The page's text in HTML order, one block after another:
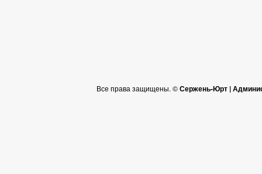
Все права защищены. ©Сержень-Юрт |